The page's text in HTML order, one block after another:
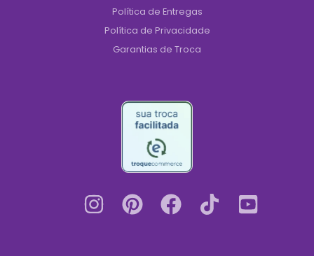
Política de Entregas
Política de Privacidade
Garantias de Troca